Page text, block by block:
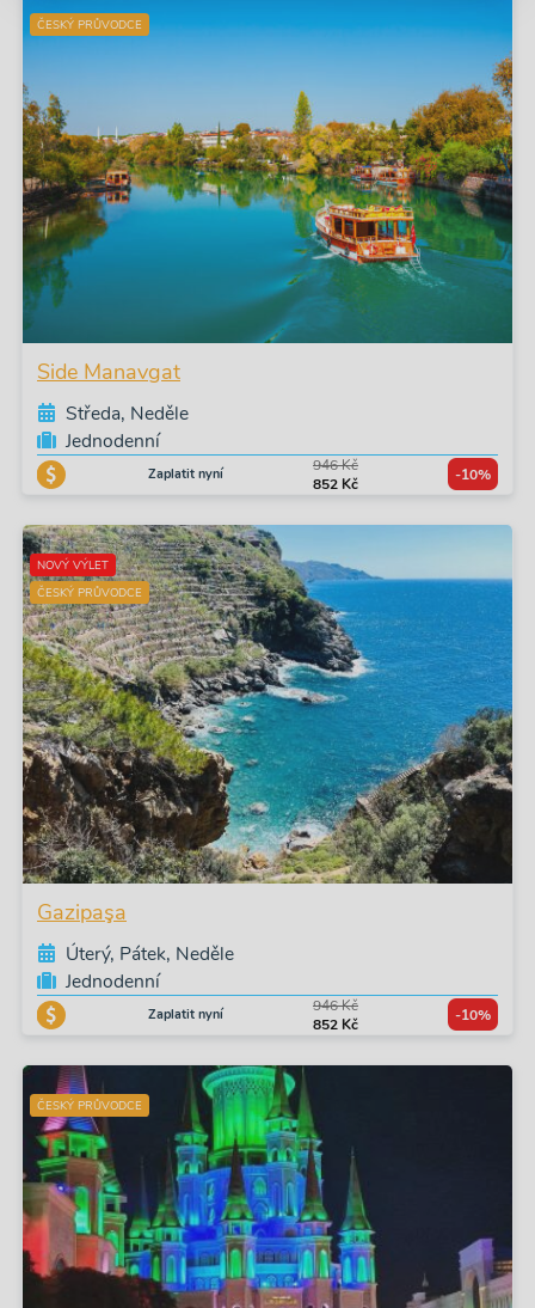
ČESKÝ PRŮVODCE
Side Manavgat
Středa, Neděle
Jednodenní
Zaplatit nyní
946 Kč
852 Kč
-10%
NOVÝ VÝLET
ČESKÝ PRŮVODCE
Gazipaşa
Úterý, Pátek, Neděle
Jednodenní
Zaplatit nyní
946 Kč
852 Kč
-10%
ČESKÝ PRŮVODCE